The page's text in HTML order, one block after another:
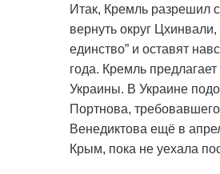
Итак, Кремль разрешил
вернуть округ
единство” и оставят
года. Кремль
Украины. В Украине
Портнова,
Венедиктова ещё в
Крым, пока не уехала